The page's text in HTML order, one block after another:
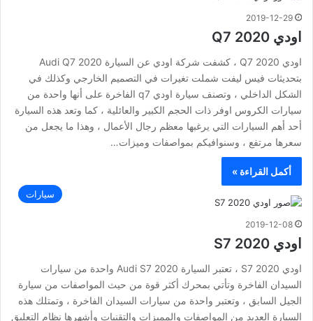
2019-12-29
اودي Q7 2020
اودي Q7 2020 ، كشفت شركة اودي عن السيارة Audi Q7 2020
بتحديثات فيس ليفت شملت تغيرات في التصميم الخارجي وكذلك في
الشكل الداخلي ، وتصنف سيارة اودي q7 الفاخرة على أنها واحدة من
سيارات الكروس اوفر ذات الحجم الكبير والعائلية ، كما وتعد هذه السيارة
أحد أهم السيارات التي يرغبها معظم رجال الأعمال ، وهذا ما يجعل من
سعرها مرتفع ، وسنوافيكم بمواصفات وميزات…
أكمل القراءة »
سيارات
2019-12-08
اودي S7 2020
اودي S7 2020 ، تعتبر السيارة Audi S7 2020 واحدة من سيارات
السيدان الفاخرة وتأتي بمحرك أكثر قوة من حيث المواصفات من سيارة
الجيل السابق ، وتعتبر واحدة من سيارات السيدان الفاخرة ، وتمتلك هذه
السيارة العديد من المواصفات والمميزات والتقنيات وأشهرها نظام التعليق